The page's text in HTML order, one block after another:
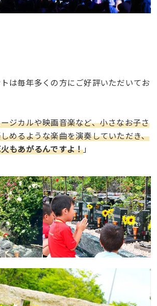
トは毎年多くの方にご好評いただいてお
ジカルや映画音楽など、小さなお子さ
めるような楽曲を演奏していただき、
もあがるんですよ！」